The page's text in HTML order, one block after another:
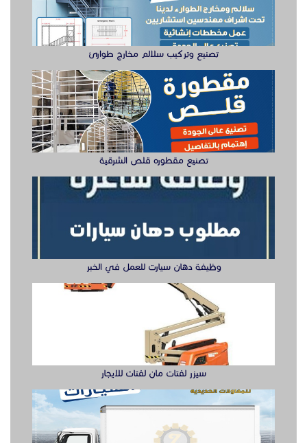
تصنيع وتركيب سلالم مخارج طوارئ
تصنيع مقطوره قلص الشرقية
وظيفة دهان سيارت للعمل في الخبر
سيزر لفتات مان لفتات للايجار